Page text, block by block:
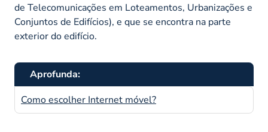
de Telecomunicações em Loteamentos, Urbanizações e
Conjuntos de Edifícios), e que se encontra na parte
exterior do edifício.
Aprofunda:
Como escolher Internet móvel?